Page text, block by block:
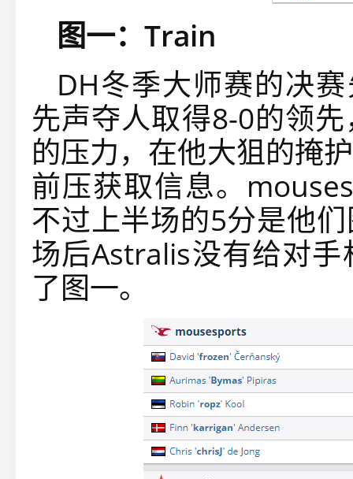
图一：Train
DH冬季大师赛的决
先声夺人取得8-0的领
的压力，在他大狙的掩
前压获取信息。
不过上半场的5分是他
场后Astralis没有给对
了图一。